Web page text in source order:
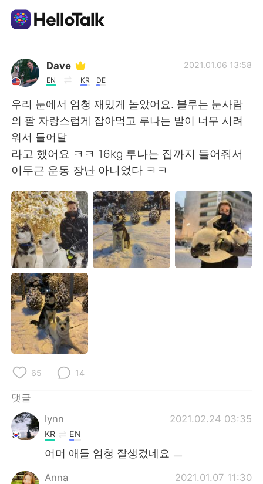
언어 교환 앱
AI Grammar Checker
한국어
English 简体中文
繁體中文 Español
العربية Français
Deutsch 日本語
Русский
Indonesia
Türkçe
Dave
EN KR DE
2021.01.06 13:58
우리 눈에서 엄청 재밌게 놀았어요. 블루는 눈사람
의 팔 자랑스럽게 잡아먹고 루나는 발이 너무 시려
워서 들어달
라고 했어요 ㅋㅋ 16kg 루나는 집까지 들어줘서
이두근 운동 장난 아니었다 ㅋㅋ
65 14
댓글
lynn
2021.02.24 03:35
KR EN
어머 애들 엄청 잘생겼네요 ㅡ
Anna 2021.01.07 11:30